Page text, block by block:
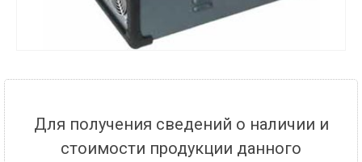
Для получения сведений о наличии и
стоимости продукции данного